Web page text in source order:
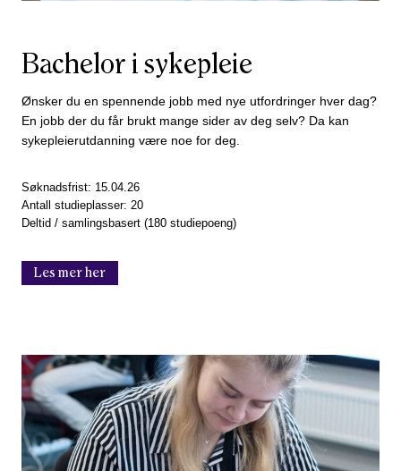
Bachelor i sykepleie
Ønsker du en spennende jobb med nye utfordringer hver dag?
En jobb der du får brukt mange sider av deg selv? Da kan
sykepleierutdanning være noe for deg.
Søknadsfrist: 15.04.26
Antall studieplasser: 20
Deltid / samlingsbasert (180 studiepoeng)
Les mer her